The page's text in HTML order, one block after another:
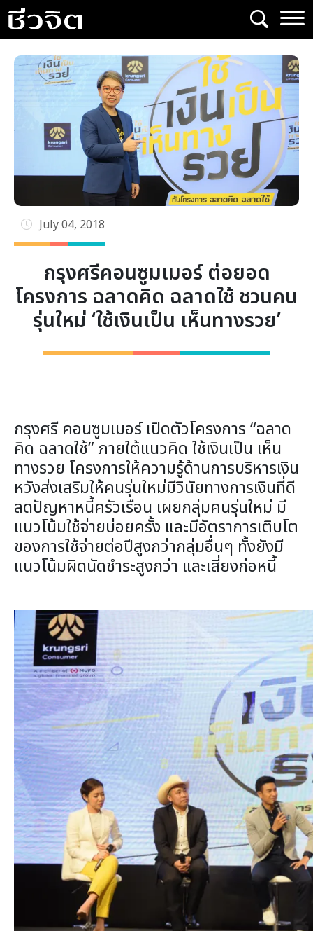
Skip
to
content
July 04, 2018
กรุงศรีคอนซูมเมอร์ ต่อยอด
โครงการ ฉลาดคิด ฉลาดใช้ ชวนคน
รุ่นใหม่ ‘ใช้เงินเป็น เห็นทางรวย’
กรุงศรี คอนซูมเมอร์ เปิดตัวโครงการ “ฉลาด
คิด ฉลาดใช้” ภายใต้แนวคิด ใช้เงินเป็น เห็น
ทางรวย โครงการให้ความรู้ด้านการบริหารเงิน
หวังส่งเสริมให้คนรุ่นใหม่มีวินัยทางการเงินที่ดี
ลดปัญหาหนี้ครัวเรือน เผยกลุ่มคนรุ่นใหม่ มี
แนวโน้มใช้จ่ายบ่อยครั้ง และมีอัตราการเติบโต
ของการใช้จ่ายต่อปีสูงกว่ากลุ่มอื่นๆ ทั้งยังมี
แนวโน้มผิดนัดชำระสูงกว่า และเสี่ยงก่อหนี้